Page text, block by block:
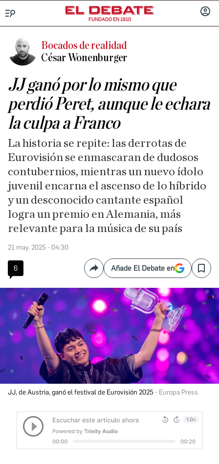
FUNDADO EN 1910
Bocados de realidad
César Wonenburger
JJ ganó por lo mismo que
perdió Peret, aunque le echara
la culpa a Franco
La historia se repite: las derrotas de
Eurovisión se enmascaran de dudosos
contubernios, mientras un nuevo ídolo
juvenil encarna el ascenso de lo híbrido
y un desconocido cantante español
logra un premio en Alemania, más
relevante para la música de su país
21 may. 2025 - 04:30
6 CompartirAñade El Debate en Save
JJ, de Austria, ganó el festival de Eurovisión 2025 Europa Press